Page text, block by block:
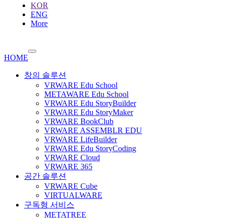
KOR
ENG
More
HOME
창의 솔루션
VRWARE Edu School
METAWARE Edu School
VRWARE Edu StoryBuilder
VRWARE Edu StoryMaker
VRWARE BookClub
VRWARE ASSEMBLR EDU
VRWARE LifeBuilder
VRWARE Edu StoryCoding
VRWARE Cloud
VRWARE 365
공간 솔루션
VRWARE Cube
VIRTUALWARE
구독형 서비스
METATREE